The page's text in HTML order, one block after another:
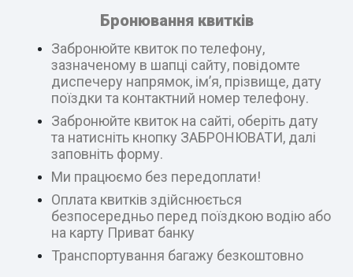
Бронювання квитків
Забронюйте квиток по телефону,
зазначеному в шапці сайту, повідомте
диспечеру напрямок, ім’я, прізвище, дату
поїздки та контактний номер телефону.
Забронюйте квиток на сайті, оберіть дату
та натисніть кнопку ЗАБРОНЮВАТИ, далі
заповніть форму.
Ми працюємо без передоплати!
Оплата квитків здійснюється
безпосередньо перед поїздкою водію або
на карту Приват банку
Транспортування багажу безкоштовно